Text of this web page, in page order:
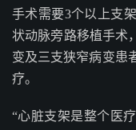
手术需要3个以上支
状动脉旁路移植手术
变及三支狭窄病变患
疗。
“心脏支架是整个医